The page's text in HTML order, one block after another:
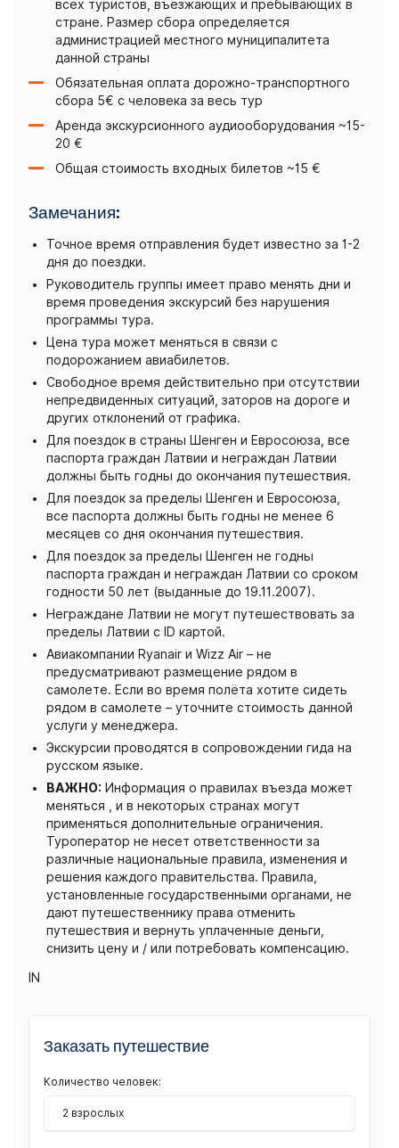
всех туристов, въезжающих и пребывающих в
стране. Размер сбора определяется
администрацией местного муниципалитета
данной страны
Обязательная оплата дорожно-транспортного
сбора 5€ с человека за весь тур
Аренда экскурсионного аудиооборудования ~15-
20 €
Общая стоимость входных билетов ~15 €
Замечания:
Точное время отправления будет известно за 1-2
дня до поездки.
Руководитель группы имеет право менять дни и
время проведения экскурсий без нарушения
программы тура.
Цена тура может меняться в связи с
подорожанием авиабилетов.
Свободное время действительно при отсутствии
непредвиденных ситуаций, заторов на дороге и
других отклонений от графика.
Для поездок в страны Шенген и Евросоюза, все
паспорта граждан Латвии и неграждан Латвии
должны быть годны до окончания путешествия.
Для поездок за пределы Шенген и Евросоюза,
все паспорта должны быть годны не менее 6
месяцев со дня окончания путешествия.
Для поездок за пределы Шенген не годны
паспорта граждан и неграждан Латвии со сроком
годности 50 лет (выданные до 19.11.2007).
Неграждане Латвии не могут путешествовать за
пределы Латвии с ID картой.
Авиакомпании Ryanair и Wizz Air – не
предусматривают размещение рядом в
самолете. Если во время полёта хотите сидеть
рядом в самолете – уточните стоимость данной
услуги у менеджера.
Экскурсии проводятся в сопровождении гида на
русском языке.
ВАЖНО: Информация о правилах въезда может
меняться , и в некоторых странах могут
применяться дополнительные ограничения.
Туроператор не несет ответственности за
различные национальные правила, изменения и
решения каждого правительства. Правила,
установленные государственными органами, не
дают путешественнику права отменить
путешествия и вернуть уплаченные деньги,
снизить цену и / или потребовать компенсацию.
IN
Заказать путешествие
Количество человек:
2 взрослых